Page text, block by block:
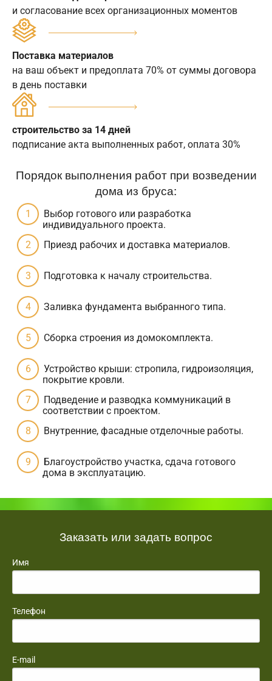
и согласование всех организационных моментов
Поставка материалов
на ваш объект и предоплата 70% от суммы договора
в день поставки
строительство за 14 дней
подписание акта выполненных работ, оплата 30%
Порядок выполнения работ при возведении
дома из бруса:
Выбор готового или разработка
индивидуального проекта.
Приезд рабочих и доставка материалов.
Подготовка к началу строительства.
Заливка фундамента выбранного типа.
Сборка строения из домокомплекта.
Устройство крыши: стропила, гидроизоляция,
покрытие кровли.
Подведение и разводка коммуникаций в
соответствии с проектом.
Внутренние, фасадные отделочные работы.
Благоустройство участка, сдача готового
дома в эксплуатацию.
Заказать или задать вопрос
Имя
Телефон
E-mail